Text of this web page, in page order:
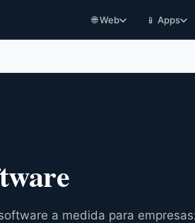
🌐 Web 📱 Apps
a medida para